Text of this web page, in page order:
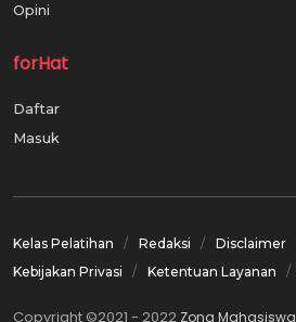
Opini
forHat
Daftar
Masuk
Kelas Pelatihan Redaksi Disclaimer
Kebijakan Privasi
Ketentuan Layanan
Copyright ©2021 - 2022 Zona Mahasiswa